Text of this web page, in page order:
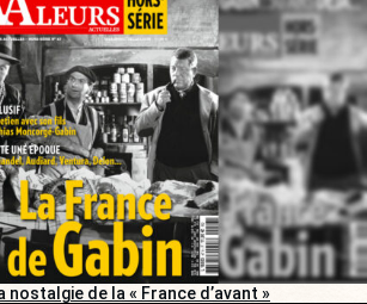
nostalgie de la « France d’avant »